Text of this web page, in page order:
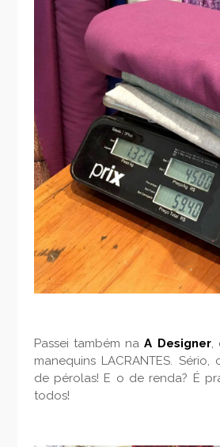
Passei também naA Designer,
manequins LACRANTES.
de pérolas! E o de renda? É
todos!